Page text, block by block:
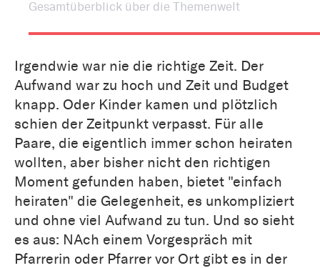
Gesamtüberblick über die Themenwelt
Irgendwie war nie die richtige Zeit. Der
Aufwand war zu hoch und Zeit und Budget
knapp. Oder Kinder kamen und plötzlich
schien der Zeitpunkt verpasst. Für alle
Paare, die eigentlich immer schon heiraten
wollten, aber bisher nicht den richtigen
Moment gefunden haben, bietet "einfach
heiraten" die Gelegenheit, es unkompliziert
und ohne viel Aufwand zu tun. Und so sieht
es aus: NAch einem Vorgespräch mit
Pfarrerin oder Pfarrer vor Ort gibt es in der